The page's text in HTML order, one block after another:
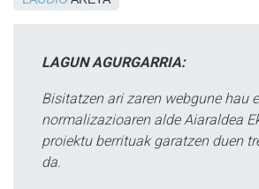
LAGUN AGURGARRIA:
Bisitatzen ari zaren webgune hau
normalizazioaren alde Aiaraldea
proiektu berrituak garatzen duen
da.